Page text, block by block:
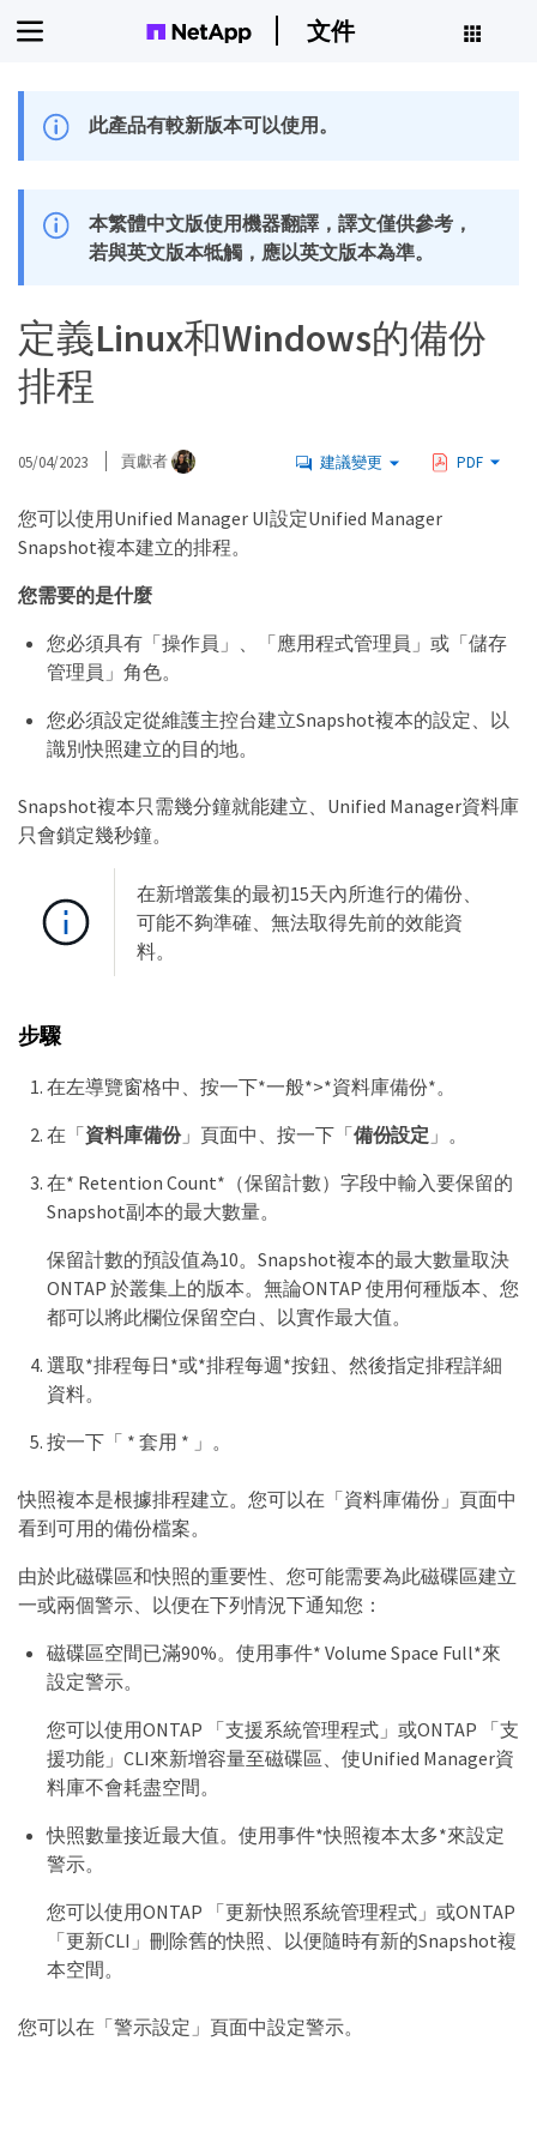
文件
此產品有較新版本可以使用。
本繁體中文版使用機器翻譯，譯文僅供參考，
若與英文版本牴觸，應以英文版本為準。
定義Linux和Windows的備份
排程
05/04/2023 貢獻者 建議變更 PDF
您可以使用Unified Manager UI設定Unified Manager
Snapshot複本建立的排程。
您需要的是什麼
您必須具有「操作員」、「應用程式管理員」或「儲存
管理員」角色。
您必須設定從維護主控台建立Snapshot複本的設定、以
識別快照建立的目的地。
Snapshot複本只需幾分鐘就能建立、Unified Manager資料庫
只會鎖定幾秒鐘。
在新增叢集的最初15天內所進行的備份、
可能不夠準確、無法取得先前的效能資
料。
步驟
在左導覽窗格中、按一下*一般*>*資料庫備份*。
在「資料庫備份」頁面中、按一下「備份設定 」。
在* Retention Count*（保留計數）字段中輸入要保留的
Snapshot副本的最大數量。
保留計數的預設值為10。Snapshot複本的最大數量取決
ONTAP 於叢集上的版本。無論ONTAP 使用何種版本、您
都可以將此欄位保留空白、以實作最大值。
選取*排程每日*或*排程每週*按鈕、然後指定排程詳細
資料。
按一下「 * 套用 * 」。
快照複本是根據排程建立。您可以在「資料庫備份」頁面中
看到可用的備份檔案。
由於此磁碟區和快照的重要性、您可能需要為此磁碟區建立
一或兩個警示、以便在下列情況下通知您：
磁碟區空間已滿90%。使用事件* Volume Space Full*來
設定警示。
您可以使用ONTAP 「支援系統管理程式」或ONTAP 「支
援功能」CLI來新增容量至磁碟區、使Unified Manager資
料庫不會耗盡空間。
快照數量接近最大值。使用事件*快照複本太多*來設定
警示。
您可以使用ONTAP 「更新快照系統管理程式」或ONTAP
「更新CLI」刪除舊的快照、以便隨時有新的Snapshot複
本空間。
您可以在「警示設定」頁面中設定警示。